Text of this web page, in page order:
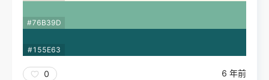
#76B39D
#155E63
0 6 年前